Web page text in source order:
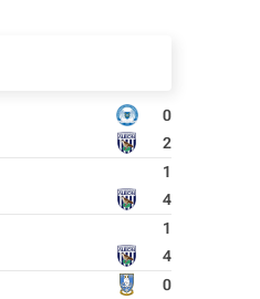
0
2
1
4
1
4
0